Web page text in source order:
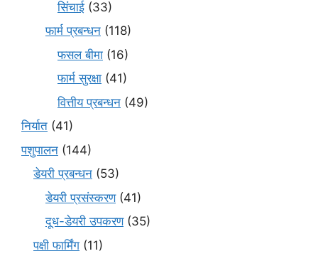
सिंचाई (33)
फार्म प्रबन्धन (118)
फसल बीमा (16)
फार्म सुरक्षा (41)
वित्तीय प्रबन्धन (49)
निर्यात (41)
पशुपालन (144)
डेयरी प्रबन्धन (53)
डेयरी प्रसंस्करण(41)
दूध-डेयरी उपकरण(35)
पक्षी फार्मिंग (11)